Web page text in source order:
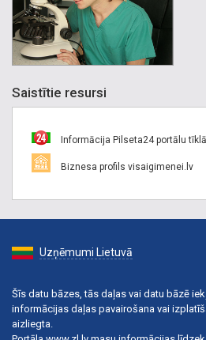
Saistītie resursi
Informācija Pilseta24 portālu tīklā
Biznesa profils visaigimenei.lv
Uzņēmumi Lietuvā
Šīs datu bāzes, tās daļas vai datu bāzē
informācijas daļas pavairošana vai
aizliegta.